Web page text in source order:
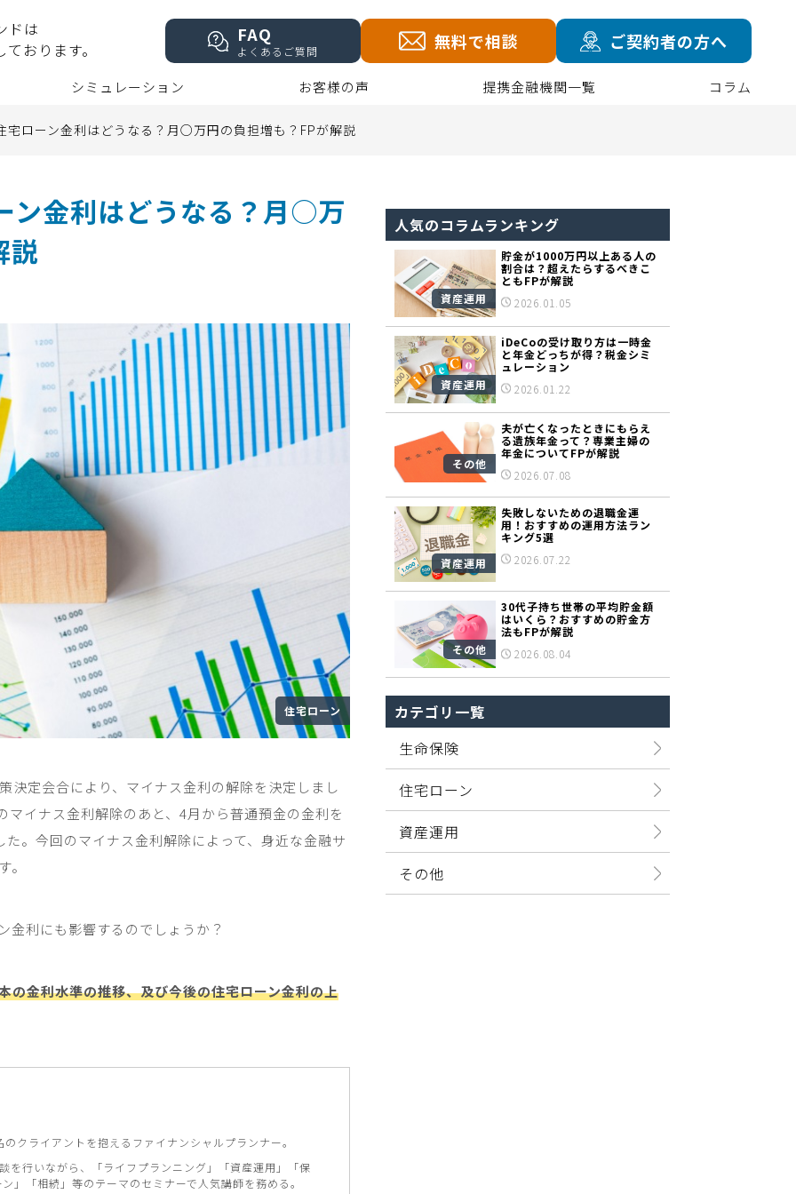
ドは
おります。
FAQ
よくあるご質問 無料で相談 ご契約者の方へ
シミュレーション お客様の声 提携金融機関一覧 コラム
宅ローン金利はどうなる？月○万円の負担増も？FPが解説
ン金利はどうなる？月○万
説
住宅ローン
決定会合により、マイナス金利の解除を決定しまし
マイナス金利解除のあと、 4月から普通預金の金利を
た。今回のマイナス金利解除によって、身近な金融サ
金利にも影響するのでしょうか？
の金利水準の推移、及び今後の住宅ローン金利の上
クライアントを抱えるファイナンシャルプランナー。
を行いながら、「ライフプランニング」「資産運用」「保
」「相続」等のテーマのセミナーで人気講師を務める。
人気のコラムランキング
資産運用
貯金が1000万円以上ある人の
割合は？超えたらするべきこ
ともFPが解説
2026.01.05
資産運用
iDeCoの受け取り方は一時金
と年金どっちが得？税金シミ
ュレーション
2026.01.22
その他
夫が亡くなったときにもらえ
る遺族年金って？専業主婦の
年金についてFPが解説
2026.07.08
資産運用
失敗しないための退職金運
用！おすすめの運用方法ラン
キング5選
2026.07.22
その他
30代子持ち世帯の平均貯金額
はいくら？おすすめの貯金方
法もFPが解説
2026.08.04
カテゴリ一覧
生命保険
住宅ローン
資産運用
その他